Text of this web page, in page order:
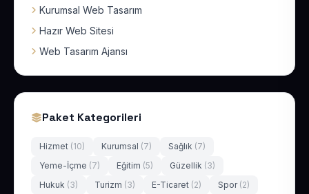
Kurumsal Web Tasarım
Hazır Web Sitesi
Web Tasarım Ajansı
Paket Kategorileri
Hizmet (10) Kurumsal (7) Sağlık (7)
Yeme-İçme (7) Eğitim (5) Güzellik (3)
Hukuk (3) Turizm (3) E-Ticaret (2) Spor (2)